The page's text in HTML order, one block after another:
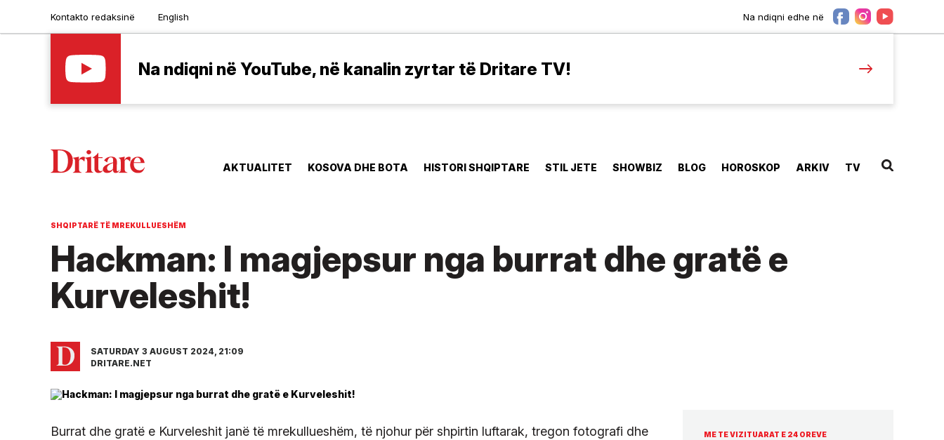
Kontakto redaksinë English Na ndiqni edhe në
Na ndiqni në YouTube, në kanalin zyrtar të Dritare TV!
AKTUALITET KOSOVA DHE BOTA HISTORI SHQIPTARE STIL JETE SHOWBIZ BLOG HOROSKOP ARKIV TV
SHQIPTARË TË MREKULLUESHËM
Hackman: I magjepsur nga burrat dhe gratë e
Kurveleshit!
SATURDAY 3 AUGUST 2024, 21:09
DRITARE.NET
Burrat dhe gratë e Kurveleshit janë të mrekullueshëm, të njohur për shpirtin luftarak, tregon fotografi dhe
ME TE VIZITUARAT E 24 OREVE